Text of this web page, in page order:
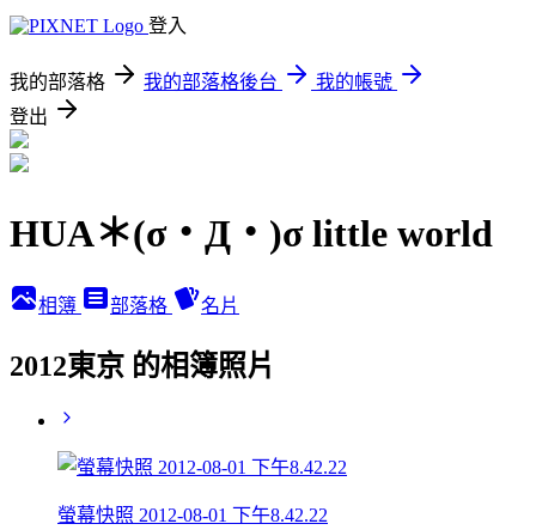
登入
我的部落格 我的部落格後台
我的帳號
登出
HUA＊(σ・Д・)σ little world
相簿 部落格 名片
2012東京 的相簿照片
螢幕快照 2012-08-01 下午8.42.22